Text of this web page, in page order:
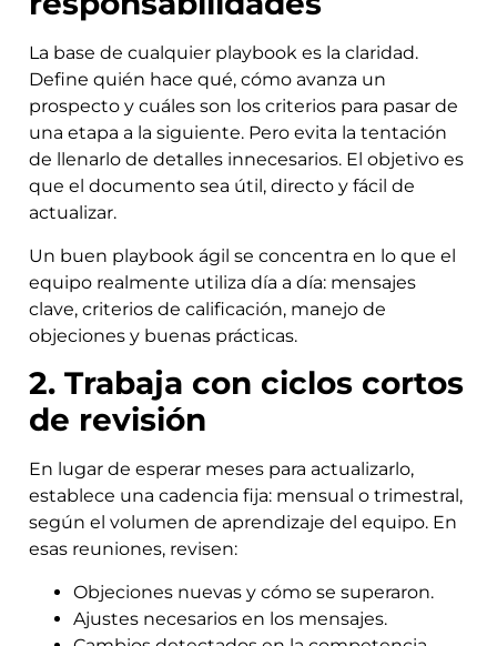
La base de cualquier playbook es la claridad.
Define quién hace qué, cómo avanza un
prospecto y cuáles son los criterios para pasar de
una etapa a la siguiente. Pero evita la tentación
de llenarlo de detalles innecesarios. El objetivo es
que el documento sea útil, directo y fácil de
actualizar.
Un buen playbook ágil se concentra en lo que el
equipo realmente utiliza día a día: mensajes
clave, criterios de calificación, manejo de
objeciones y buenas prácticas.
2. Trabaja con ciclos cortos
de revisión
En lugar de esperar meses para actualizarlo,
establece una cadencia fija: mensual o trimestral,
según el volumen de aprendizaje del equipo. En
esas reuniones, revisen:
Objeciones nuevas y cómo se superaron.
Ajustes necesarios en los mensajes.